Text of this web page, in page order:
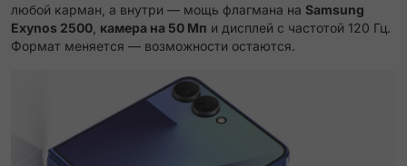
любой карман, а внутри — мощь флагмана на Samsung
Exynos 2500 камера на 50 Мп и дисплей с частотой 120 Гц.
Формат меняется — возможности остаются.